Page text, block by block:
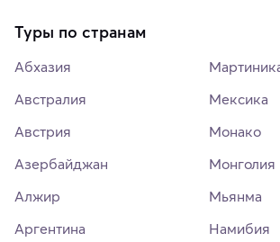
Туры по странам
Абхазия
Австралия
Австрия
Азербайджан
Алжир
Аргентина
Мексика
Монако
Монголия
Мьянма
Намибия